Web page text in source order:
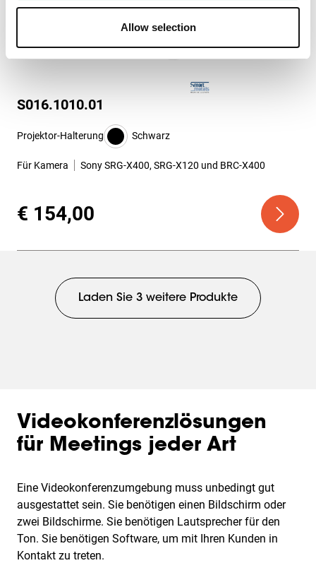
Allow selection
S016.1010.01
Projektor-Halterung Schwarz
Für Kamera Sony SRG-X400, SRG-X120 und BRC-X400
€ 154,00
Laden Sie 3 weitere Produkte
Videokonferenzlösungen
für Meetings jeder Art
Eine Videokonferenzumgebung muss unbedingt gut
ausgestattet sein. Sie benötigen einen Bildschirm oder
zwei Bildschirme. Sie benötigen Lautsprecher für den
Ton. Sie benötigen Software, um mit Ihren Kunden in
Kontakt zu treten.